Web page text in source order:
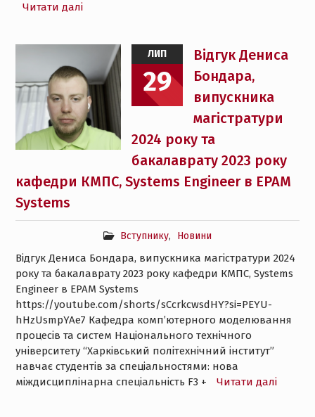
Читати далі
ЛИП
29
Відгук Дениса
Бондара,
випускника
магістратури
2024 року та
бакалаврату 2023 року
кафедри КМПС, Systems Engineer в EPAM
Systems
Вступнику, Новини
Відгук Дениса Бондара, випускника магістратури 2024
року та бакалаврату 2023 року кафедри КМПС, Systems
Engineer в EPAM Systems
https://youtube.com/shorts/sCcrkcwsdHY?si=PEYU-
hHzUsmpYAe7 Кафедра комп’ютерного моделювання
процесів та систем Національного технічного
університету “Харківський політехнічний інститут”
навчає студентів за спеціальностями: нова
міждисциплінарна спеціальність F3 +
Читати далі